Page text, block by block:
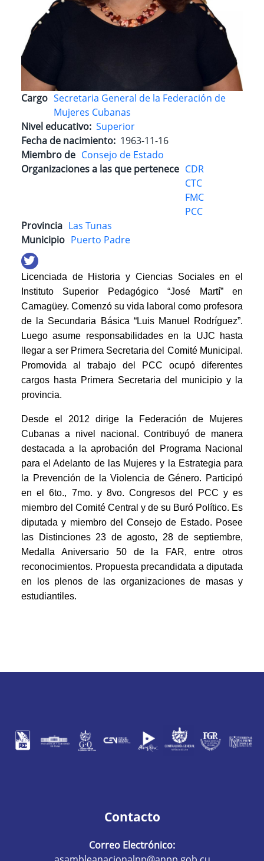
Cargo Secretaria General de la Federación de
Mujeres Cubanas
Nivel educativo Superior
Fecha de nacimiento 1963-11-16
Miembro de Consejo de Estado
Organizaciones a las que pertenece CDR
CTC
FMC
PCC
Provincia Las Tunas
Municipio Puerto Padre
Licenciada de Historia y Ciencias Sociales en el
Instituto Superior Pedagógico “José Martí” en
Camagüey. Comenzó su vida laboral como profesora
de la Secundaria Básica “Luis Manuel Rodríguez”.
Luego asume responsabilidades en la UJC hasta
llegar a ser Primera Secretaria del Comité Municipal.
Promovida al trabajo del PCC ocupó diferentes
cargos hasta Primera Secretaria del municipio y la
provincia.
Desde el 2012 dirige la Federación de Mujeres
Cubanas a nivel nacional. Contribuyó de manera
destacada a la aprobación del Programa Nacional
para el Adelanto de las Mujeres y la Estrategia para
la Prevención de la Violencia de Género. Participó
en el 6to., 7mo. y 8vo. Congresos del PCC y es
miembro del Comité Central y de su Buró Político. Es
diputada y miembro del Consejo de Estado. Posee
las Distinciones 23 de agosto, 28 de septiembre,
Medalla Aniversario 50 de la FAR, entre otros
reconocimientos. Propuesta precandidata a diputada
en los plenos de las organizaciones de masas y
estudiantiles.
Contacto
Correo Electrónico: